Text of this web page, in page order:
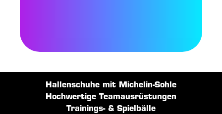
Hallenschuhe mit Michelin-Sohle
Hochwertige Teamausrüstungen
Trainings- & Spielbälle